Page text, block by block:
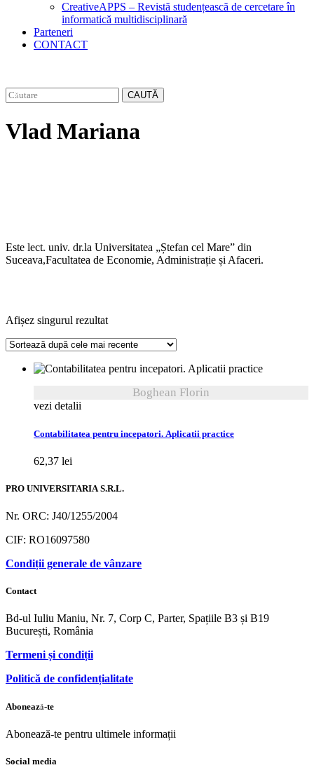
CreativeAPPS – Revistă studențească de cercetare în
informatică multidisciplinară
Parteneri
CONTACT
CAUTĂ
Vlad Mariana
Este lect. univ. dr.la Universitatea „Ștefan cel Mare” din
Suceava,Facultatea de Economie, Administrație și Afaceri.
Afișez singurul rezultat
Boghean Florin
vezi detalii
Contabilitatea pentru incepatori. Aplicatii practice
62,37 lei
PRO UNIVERSITARIA S.R.L.
Nr. ORC: J40/1255/2004
CIF: RO16097580
Condiții generale de vânzare
Contact
Bd-ul Iuliu Maniu, Nr. 7, Corp C, Parter, Spațiile B3 și B19
București, România
Termeni și condiții
Politică de confidențialitate
Abonează-te
Abonează-te pentru ultimele informații
Social media